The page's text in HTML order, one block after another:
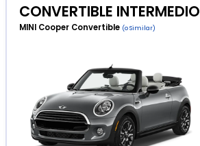
CONVERTIBLE INTERMEDIO
MINI Cooper Convertible (o Similar)